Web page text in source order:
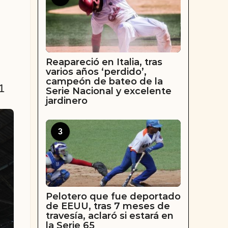
Reapareció en Italia, tras
varios años ‘perdido’,
campeón de bateo de la
Serie Nacional y excelente
jardinero
3
Pelotero que fue deportado
de EEUU, tras 7 meses de
travesía, aclaró si estará en
la Serie 65